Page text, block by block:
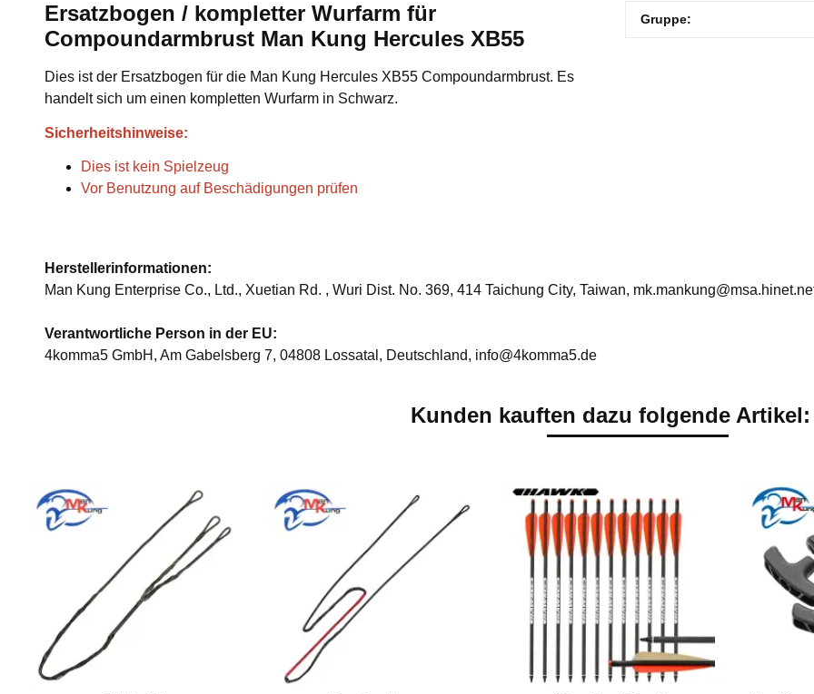
Ersatzbogen / kompletter Wurfarm für
Compoundarmbrust Man Kung Hercules XB55
Dies ist der Ersatzbogen für die Man Kung Hercules XB55 Compoundarmbrust. Es
handelt sich um einen kompletten Wurfarm in Schwarz.
Sicherheitshinweise:
Dies ist kein Spielzeug
Vor Benutzung auf Beschädigungen prüfen
Produkteigenschaft
Wert
Gruppe:
Herstellerinformationen:
Man Kung Enterprise Co., Ltd., Xuetian Rd. , Wuri Dist. No. 369, 414 Taichung City, Taiwan,
Verantwortliche Person in der EU:
4komma5 GmbH, Am Gabelsberg 7, 04808 Lossatal, Deutschland, info@4komma5.de
Kunden kauften dazu folgende Artikel: